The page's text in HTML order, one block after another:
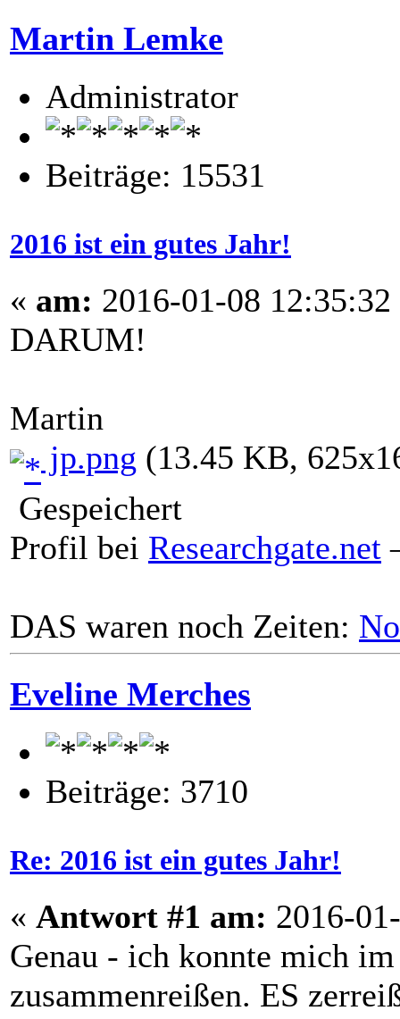
Martin Lemke
Administrator
Beiträge: 15531
2016 ist ein gutes Jahr!
« am: 2016-01-08 12:35:32
DARUM!
Martin
jp.png (13.45 KB,
Gespeichert
Profil bei Researchgate.net
DAS waren noch Zeiten:
Eveline Merches
Beiträge: 3710
Re: 2016 ist ein gutes Jahr!
« Antwort #1 am: 2016-
Genau - ich konnte mich
zusammenreißen. ES